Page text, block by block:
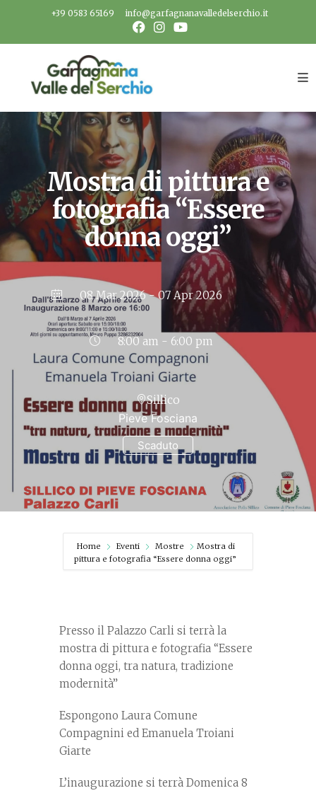
+39 0583 65169 info@garfagnanavalledelserchio.it
Mostra di pittura e
fotografia “Essere
donna oggi”
08 Mar 2026- 07 Apr 2026
Scaduto
8:00 am - 6:00 pm
Sillico
Pieve Fosciana
Home Eventi Mostre
Mostra di
pittura e fotografia “Essere donna oggi”
Presso il Palazzo Carli si terrà la
mostra di pittura e fotografia “Essere
donna oggi, tra natura, tradizione
modernità”
Espongono Laura Comune
Compagnini ed Emanuela Troiani
Giarte
L’inaugurazione si terrà Domenica 8